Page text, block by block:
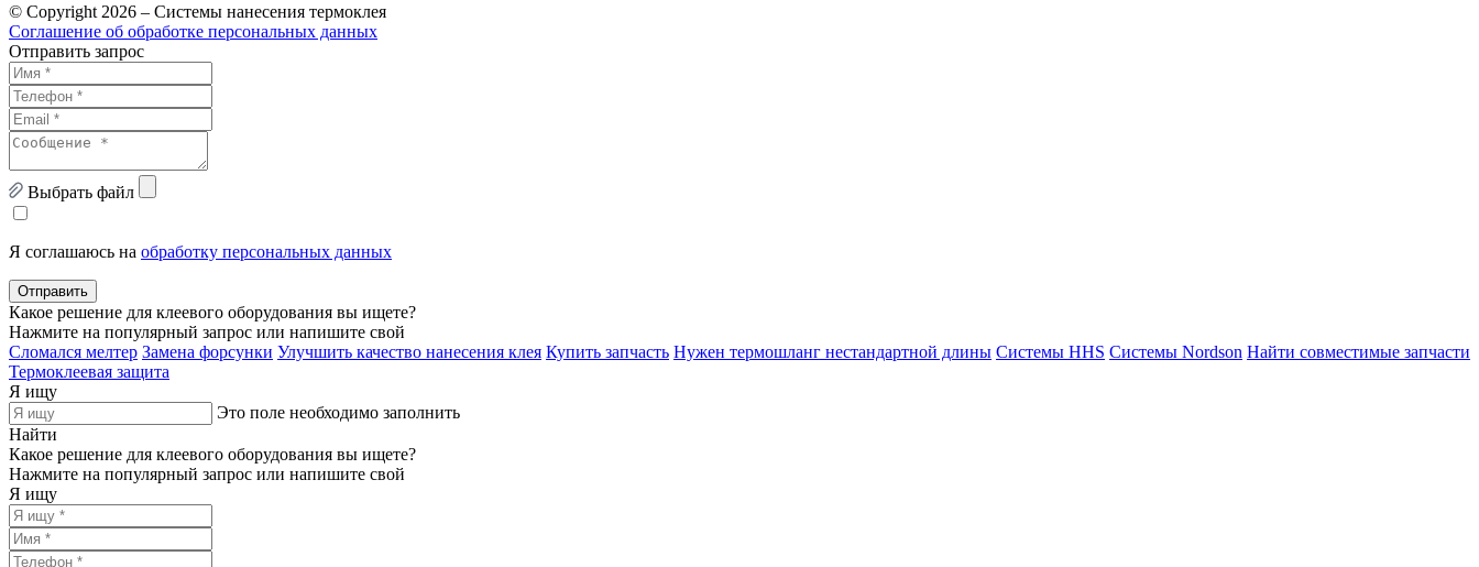
© Copyright 2026 – Системы нанесения термоклея
Соглашение об обработке персональных данных
Отправить запрос
Выбрать файл
Я соглашаюсь на обработку персональных данных
Отправить
Какое решение для клеевого оборудования вы ищете?
Нажмите на популярный запрос или напишите свой
Сломался мелтер Замена форсунки Улучшить качество нанесения клея Купить запчасть Нужен термошланг нестандартной длины Системы HHS Системы Nordson Найти совместимые запчасти
Термоклеевая защита
Я ищу
Это поле необходимо заполнить
Найти
Какое решение для клеевого оборудования вы ищете?
Нажмите на популярный запрос или напишите свой
Я ищу